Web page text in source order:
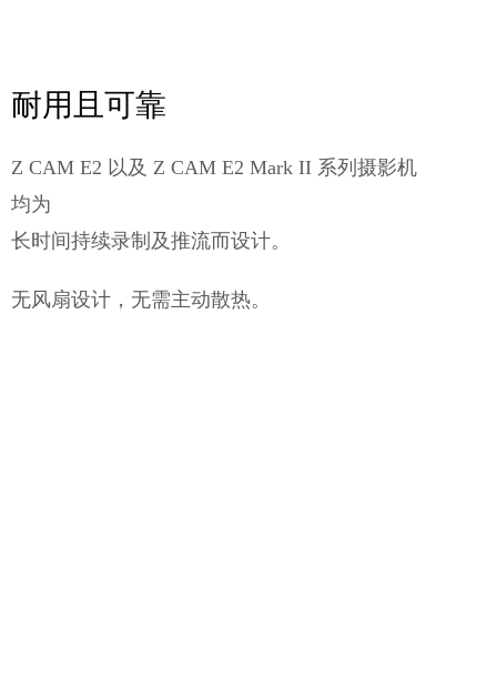
耐用且可靠
Z CAM E2 以及 Z CAM E2 Mark II 系列摄影机
均为
长时间持续录制及推流而设计。
无风扇设计，无需主动散热。